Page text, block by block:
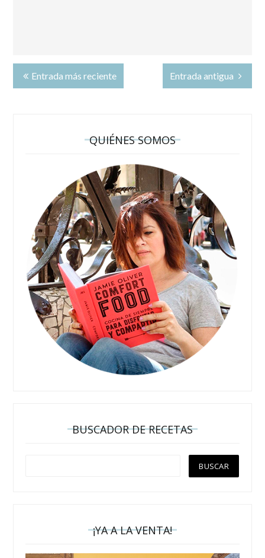
Entrada más reciente Entrada antigua
QUIÉNES SOMOS
BUSCADOR DE RECETAS
¡YA A LA VENTA!